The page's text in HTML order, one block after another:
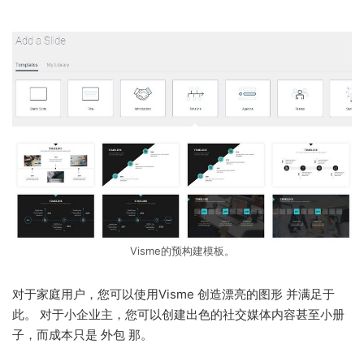
Visme的预构建模板。
对于家庭用户，您可以使用Visme 创造漂亮的图形 并满足于
此。 对于小企业主，您可以创建出色的社交媒体内容甚至小册
子，而成本只是 外包 那。